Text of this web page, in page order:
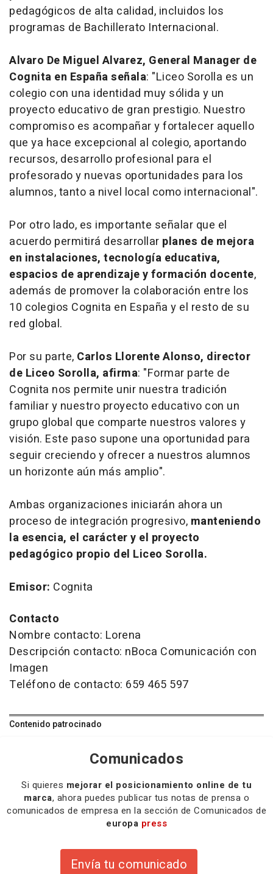
pedagógicos de alta calidad, incluidos los
programas de Bachillerato Internacional.
Alvaro De Miguel Alvarez, General Manager de
Cognita en España señala: "Liceo Sorolla es un
colegio con una identidad muy sólida y un
proyecto educativo de gran prestigio. Nuestro
compromiso es acompañar y fortalecer aquello
que ya hace excepcional al colegio, aportando
recursos, desarrollo profesional para el
profesorado y nuevas oportunidades para los
alumnos, tanto a nivel local como internacional".
Por otro lado, es importante señalar que el
acuerdo permitirá desarrollar planes de mejora
en instalaciones, tecnología educativa,
espacios de aprendizaje y formación docente,
además de promover la colaboración entre los
10 colegios Cognita en España y el resto de su
red global.
Por su parte, Carlos Llorente Alonso, director
de Liceo Sorolla, afirma: "Formar parte de
Cognita nos permite unir nuestra tradición
familiar y nuestro proyecto educativo con un
grupo global que comparte nuestros valores y
visión. Este paso supone una oportunidad para
seguir creciendo y ofrecer a nuestros alumnos
un horizonte aún más amplio".
Ambas organizaciones iniciarán ahora un
proceso de integración progresivo, manteniendo
la esencia, el carácter y el proyecto
pedagógico propio del Liceo Sorolla.
Emisor: Cognita
Contacto
Nombre contacto: Lorena
Descripción contacto: nBoca Comunicación con
Imagen
Teléfono de contacto: 659 465 597
Contenido patrocinado
Comunicados
Si quieres mejorar el posicionamiento online de tu
marca, ahora puedes publicar tus notas de prensa o
comunicados de empresa en la sección de Comunicados de
europa press
Envía tu comunicado